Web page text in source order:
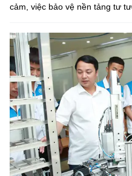
cảm, việc bảo vệ nền tảng tư